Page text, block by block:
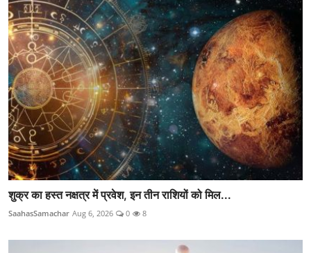
शुक्र का हस्त नक्षत्र में प्रवेश, इन तीन राशियों को मिल...
SaahasSamachar Aug 6, 2026 0 8